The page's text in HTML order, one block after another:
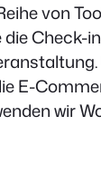
von
Check-
E-
wir